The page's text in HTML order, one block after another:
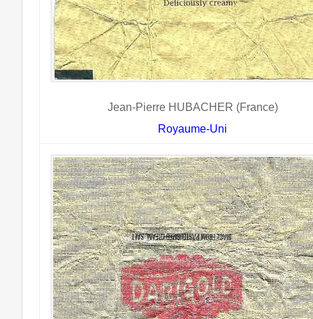
Jean-Pierre HUBACHER (France)
Royaume-Uni